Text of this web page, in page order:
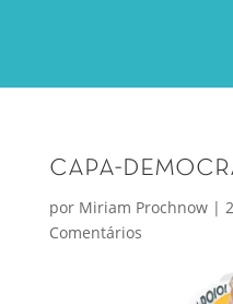
capa-
por Miriam Prochnow|
Comentários